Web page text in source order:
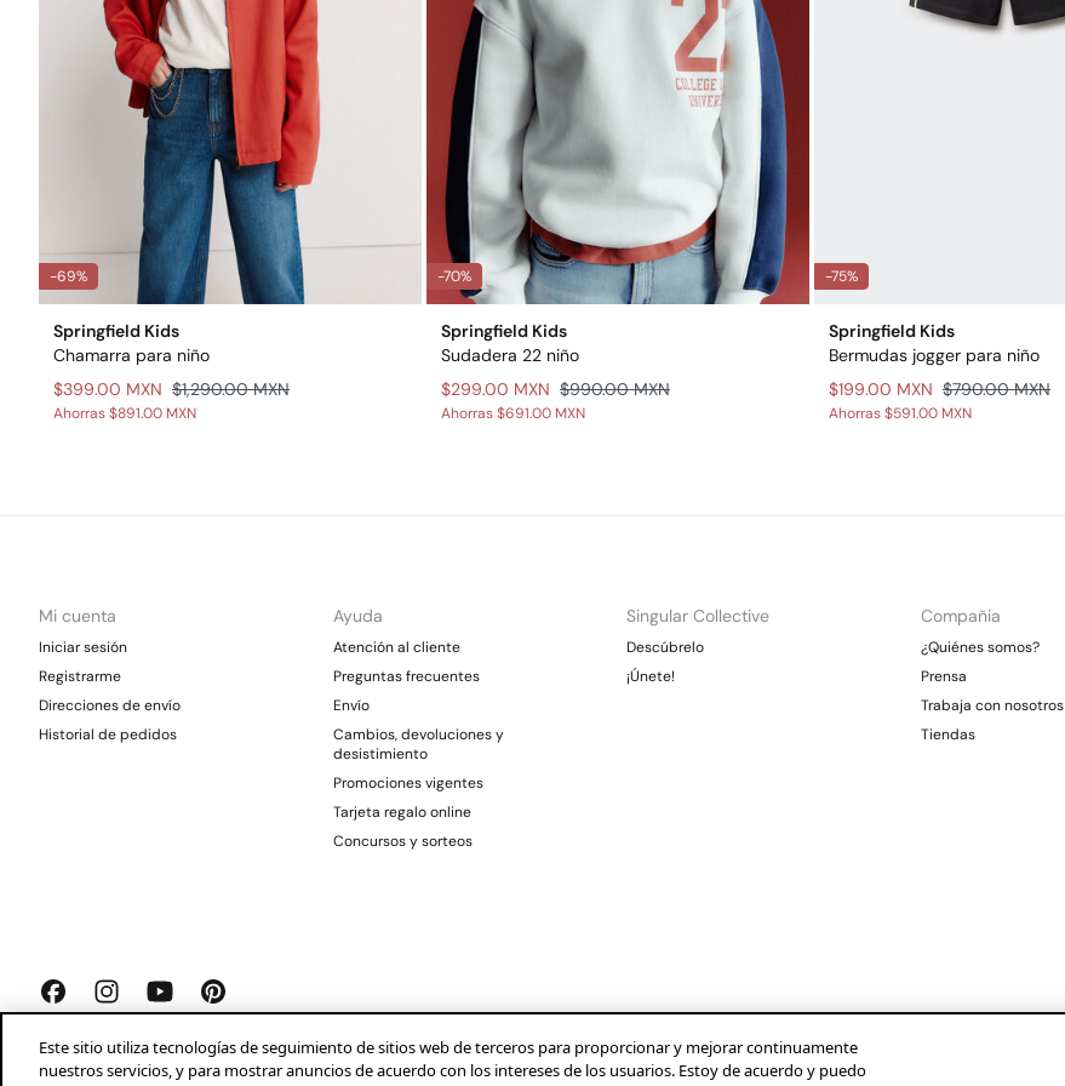
-69%
Springfield Kids
Chamarra para niño
$399.00 MXN $1,290.00 MXN
Ahorras$891.00 MXN
-70%
Springfield Kids
Sudadera 22 niño
$299.00 MXN $990.00 MXN
Ahorras$691.00 MXN
-75%
Springfield Kids
Bermudas jogger para niño
$199.00 MXN $790.00 MXN
Ahorras$591.00 MXN
Mi cuenta
Iniciar sesión
Registrarme
Direcciones de envío
Historial de pedidos
Ayuda
Atención al cliente
Preguntas frecuentes
Envío
Cambios, devoluciones y
desistimiento
Promociones vigentes
Tarjeta regalo online
Concursos y sorteos
Singular Collective
Descúbrelo
¡Únete!
Compañia
¿Quiénes somos?
Prensa
Trabaja con nosotros
Tiendas
Springfield 2026© Aviso legal Condiciones generales Privacidad Profeco Condusef
Este sitio utiliza tecnologías de seguimiento de sitios web de terceros para proporcionar y mejorar continuamente
nuestros servicios, y para mostrar anuncios de acuerdo con los intereses de los usuarios. Estoy de acuerdo y puedo